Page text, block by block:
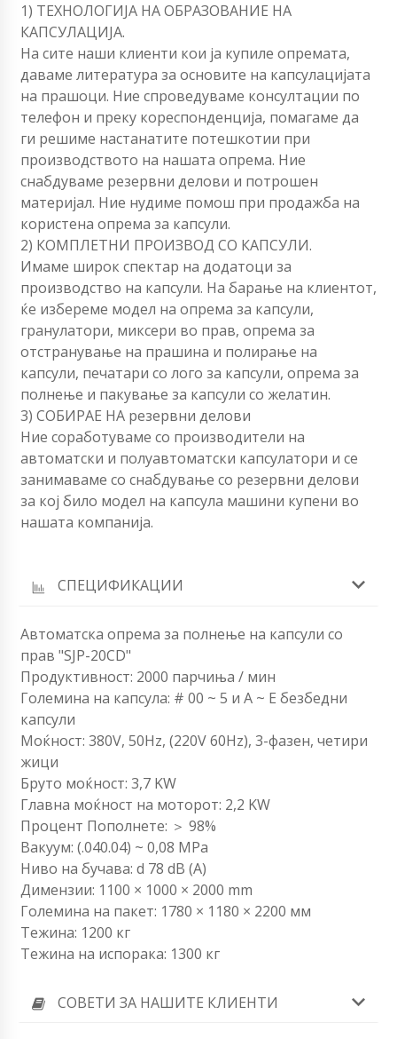
1) ТЕХНОЛОГИЈА НА ОБРАЗОВАНИЕ НА
КАПСУЛАЦИЈА.
На сите наши клиенти кои ја купиле опремата,
даваме литература за основите на капсулацијата
на прашоци. Ние спроведуваме консултации по
телефон и преку кореспонденција, помагаме да
ги решиме настанатите потешкотии при
производството на нашата опрема. Ние
снабдуваме резервни делови и потрошен
материјал. Ние нудиме помош при продажба на
користена опрема за капсули.
2) КОМПЛЕТНИ ПРОИЗВОД СО КАПСУЛИ.
Имаме широк спектар на додатоци за
производство на капсули. На барање на клиентот,
ќе избереме модел на опрема за капсули,
гранулатори, миксери во прав, опрема за
отстранување на прашина и полирање на
капсули, печатари со лого за капсули, опрема за
полнење и пакување за капсули со желатин.
3) СОБИРАЕ НА резервни делови
Ние соработуваме со производители на
автоматски и полуавтоматски капсулатори и се
занимаваме со снабдување со резервни делови
за кој било модел на капсула машини купени во
нашата компанија.
СПЕЦИФИКАЦИИ
Автоматска опрема за полнење на капсули со
прав "SJP-20CD"
Продуктивност: 2000 парчиња / мин
Големина на капсула: # 00 ~ 5 и A ~ E безбедни
капсули
Моќност: 380V, 50Hz, (220V 60Hz), 3-фазен, четири
жици
Бруто моќност: 3,7 KW
Главна моќност на моторот: 2,2 KW
Процент Пополнете: ＞ 98%
Вакуум: (.040.04) ~ 0,08 MPa
Ниво на бучава: d 78 dB (A)
Димензии: 1100 × 1000 × 2000 mm
Големина на пакет: 1780 × 1180 × 2200 мм
Тежина: 1200 кг
Тежина на испорака: 1300 кг
СОВЕТИ ЗА НАШИТЕ КЛИЕНТИ